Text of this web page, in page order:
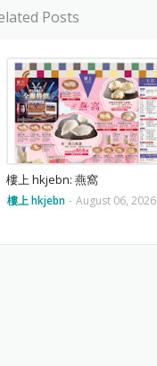
Posts
樓上 hkjebn: 燕窩
樓上 hkjebn - August 06, 2026